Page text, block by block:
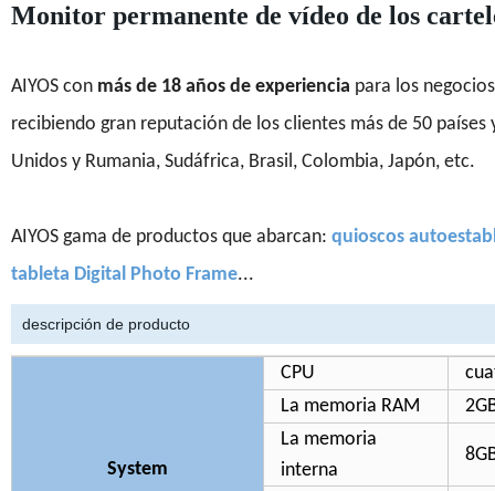
Monitor permanente de vídeo de los
AIYOS conmás de 18 años de experiencia para los
recibiendo gran reputación de los clientes más de 50 países
Unidos y Rumania, Sudáfrica, Brasil, Colombia, Japón, etc.
AIYOS gama de productos que abarcan: quioscos
tableta Digital Photo Frame...
descripción de producto
System
CPU
La memoria RAM
La memoria
interna